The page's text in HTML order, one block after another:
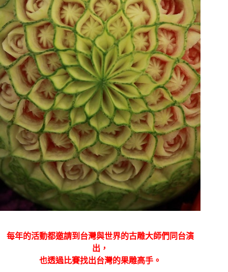
每年的活動都邀請到台灣與世界的古雕大師們同台演
出，
也透過比賽找出台灣的果雕高手。